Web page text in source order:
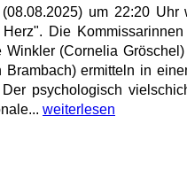
(08.08.2025) um 22:20
Herz". Die
Winkler (Cornelia
Brambach) ermitteln in
Der psychologisch
weiterlesen